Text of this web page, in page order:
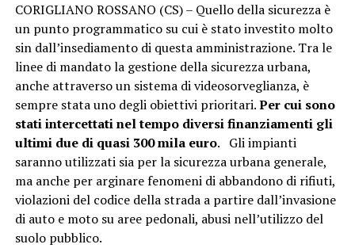
CORIGLIANO ROSSANO (CS) – Quello della sicurezza è
un punto programmatico su cui è stato investito molto
sin dall’insediamento di questa amministrazione. Tra le
linee di mandato la gestione della sicurezza urbana,
anche attraverso un sistema di videosorveglianza, è
sempre stata uno degli obiettivi prioritari.Per cui sono
stati intercettati nel tempo diversi finanziamenti gli
ultimi due di quasi 300 mila euro. Gli impianti
saranno utilizzati sia per la sicurezza urbana generale,
ma anche per arginare fenomeni di abbandono di rifiuti,
violazioni del codice della strada a partire dall’invasione
di auto e moto su aree pedonali, abusi nell’utilizzo del
suolo pubblico.